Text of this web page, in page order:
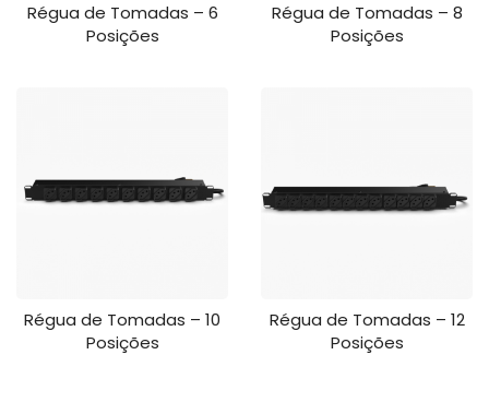
Régua de Tomadas – 6
Posições
Régua de Tomadas – 8
Posições
Régua de Tomadas – 10
Posições
Régua de Tomadas – 12
Posições